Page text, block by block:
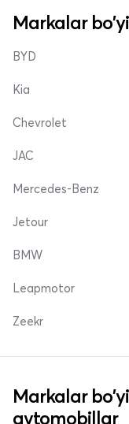
Markalar
BYD
Kia
Chevrolet
JAC
Mercedes-Benz
Jetour
BMW
Leapmotor
Zeekr
Markalar
avtomobillar